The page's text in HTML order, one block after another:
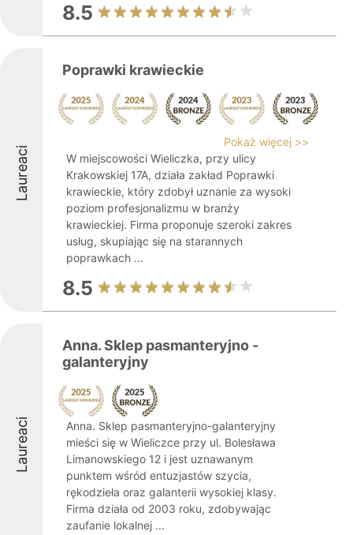
8.5
Laureaci
Poprawki krawieckie
Pokaż więcej >>
W miejscowości Wieliczka, przy ulicy
Krakowskiej 17A, działa zakład Poprawki
krawieckie, który zdobył uznanie za wysoki
poziom profesjonalizmu w branży
krawieckiej. Firma proponuje szeroki zakres
usług, skupiając się na starannych
poprawkach ...
8.5
Laureaci
Anna. Sklep pasmanteryjno -
galanteryjny
Anna. Sklep pasmanteryjno-galanteryjny
mieści się w Wieliczce przy ul. Bolesława
Limanowskiego 12 i jest uznawanym
punktem wśród entuzjastów szycia,
rękodzieła oraz galanterii wysokiej klasy.
Firma działa od 2003 roku, zdobywając
zaufanie lokalnej ...